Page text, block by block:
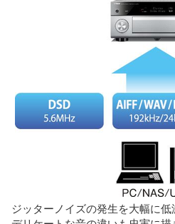
ジッターノイズの発生を大幅に